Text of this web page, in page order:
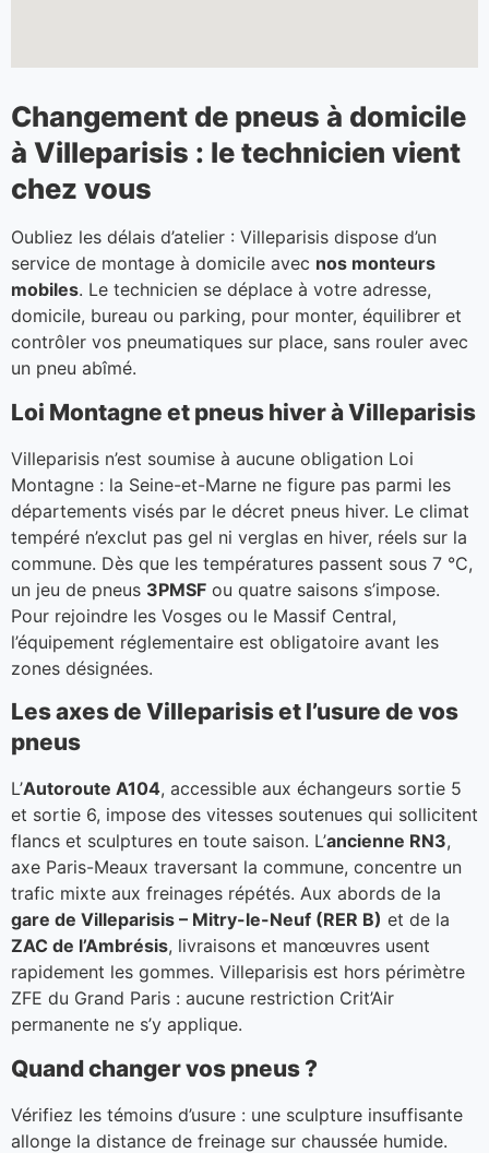
Changement de pneus à domicile
à Villeparisis : le technicien vient
chez vous
Oubliez les délais d’atelier : Villeparisis dispose d’un
service de montage à domicile avec nos monteurs
mobiles. Le technicien se déplace à votre adresse,
domicile, bureau ou parking, pour monter, équilibrer et
contrôler vos pneumatiques sur place, sans rouler avec
un pneu abîmé.
Loi Montagne et pneus hiver à Villeparisis
Villeparisis n’est soumise à aucune obligation Loi
Montagne : la Seine-et-Marne ne figure pas parmi les
départements visés par le décret pneus hiver. Le climat
tempéré n’exclut pas gel ni verglas en hiver, réels sur la
commune. Dès que les températures passent sous 7 °C,
un jeu de pneus 3PMSF ou quatre saisons s’impose.
Pour rejoindre les Vosges ou le Massif Central,
l’équipement réglementaire est obligatoire avant les
zones désignées.
Les axes de Villeparisis et l’usure de vos
pneus
L’Autoroute A104, accessible aux échangeurs sortie 5
et sortie 6, impose des vitesses soutenues qui sollicitent
flancs et sculptures en toute saison. L’ancienne RN3,
axe Paris-Meaux traversant la commune, concentre un
trafic mixte aux freinages répétés. Aux abords de la
gare de Villeparisis – Mitry-le-Neuf (RER B) et de la
ZAC de l’Ambrésis, livraisons et manœuvres usent
rapidement les gommes. Villeparisis est hors périmètre
ZFE du Grand Paris : aucune restriction Crit’Air
permanente ne s’y applique.
Quand changer vos pneus ?
Vérifiez les témoins d’usure : une sculpture insuffisante
allonge la distance de freinage sur chaussée humide.